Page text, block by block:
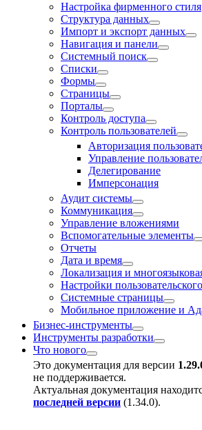
Настройка фирменного стиля
Структура данных
Импорт и экспорт данных
Навигация и панели
Системный поиск
Списки
Формы
Страницы
Порталы
Контроль доступа
Контроль пользователей
Авторизация
Управление
Делегирование
Имперсонация
Аудит системы
Коммуникация
Управление вложениями
Вспомогательные элементы
Отчеты
Дата и время
Локализация и
Настройки
Системные страницы
Мобильное приложение и
Бизнес-инструменты
Инструменты разработки
Что нового
Это документация для версии
не поддерживается.
Актуальная документация
последней версии (1.34.0).